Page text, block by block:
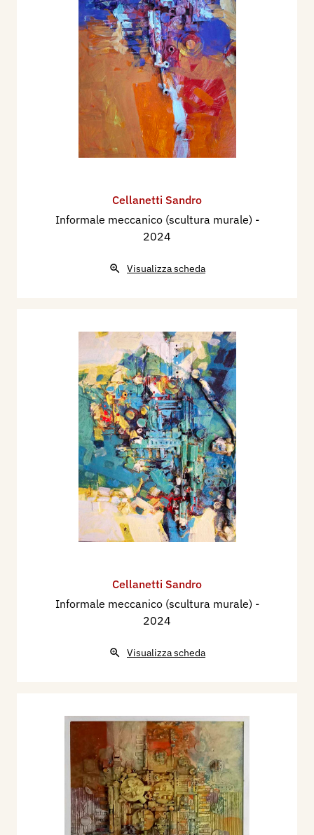
Cellanetti Sandro
Informale meccanico (scultura murale) -
2024
Visualizza scheda
Cellanetti Sandro
Informale meccanico (scultura murale) -
2024
Visualizza scheda